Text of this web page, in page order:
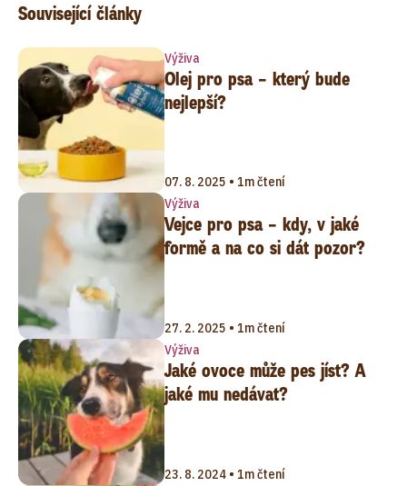
Související články
Výživa
Olej pro psa – který bude
nejlepší?
07. 8. 2025 • 1m čtení
Výživa
Vejce pro psa – kdy, v jaké
formě a na co si dát pozor?
27. 2. 2025 • 1m čtení
Výživa
Jaké ovoce může pes jíst? A
jaké mu nedávat?
23. 8. 2024 • 1m čtení